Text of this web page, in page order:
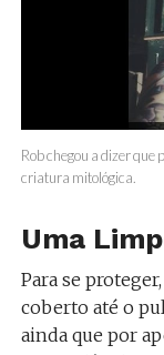
Rob chegou a dizer
criatura mitológica.
Uma
Para se
coberto até o
ainda que por